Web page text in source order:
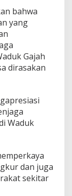
bahwa
yang
Gajah
dirasakan
Waduk
dan juga
sekitar